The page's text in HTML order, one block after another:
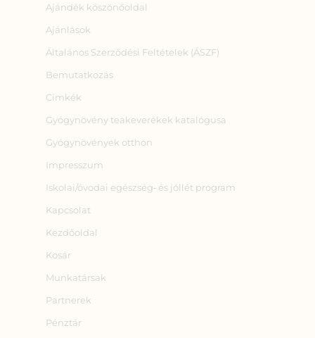
Ajándék köszönőoldal
Ajánlások
Általános Szerződési Feltételek (ÁSZF)
Bemutatkozás
Címkék
Gyógynövény teakeverékek katalógusa
Gyógynövények otthon
Impresszum
Iskolai/óvodai egészség‑ és jóllét program
Kapcsolat
Kezdőoldal
Kosár
Munkatársak
Partnerek
Pénztár